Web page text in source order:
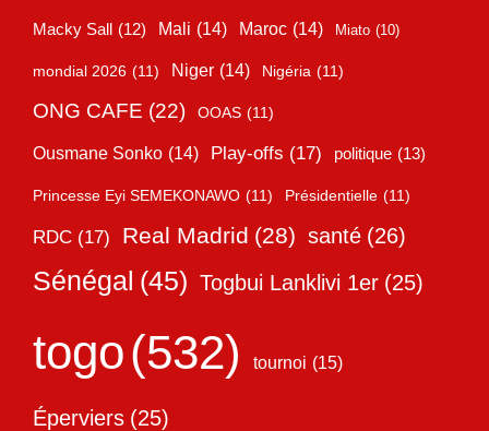
Macky Sall (12) Mali (14) Maroc (14) Miato (10)
mondial 2026 (11) Niger (14) Nigéria (11)
ONG CAFE (22) OOAS (11)
Ousmane Sonko (14) Play-offs (17) politique (13)
Princesse Eyi SEMEKONAWO (11) Présidentielle (11)
RDC (17) Real Madrid (28) santé (26)
Sénégal (45) Togbui Lanklivi 1er (25)
togo(532) tournoi (15)
Éperviers (25)